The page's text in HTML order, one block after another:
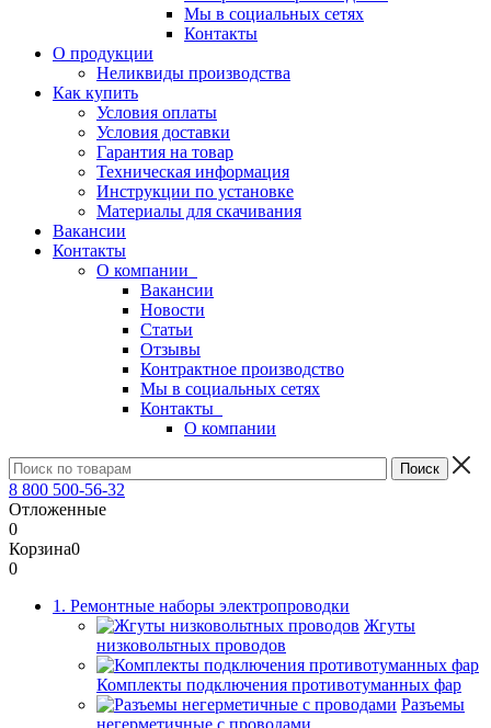
Мы в социальных сетях
Контакты
О продукции
Неликвиды производства
Как купить
Условия оплаты
Условия доставки
Гарантия на товар
Техническая информация
Инструкции по установке
Материалы для скачивания
Вакансии
Контакты
О компании
Вакансии
Новости
Статьи
Отзывы
Контрактное производство
Мы в социальных сетях
Контакты
О компании
8 800 500-56-32
Отложенные
0
Корзина0
0
1. Ремонтные наборы электропроводки
Жгуты
низковольтных проводов
Комплекты подключения противотуманных фар
Разъемы
негерметичные с проводами